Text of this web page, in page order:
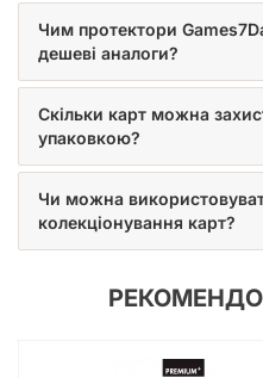
Чим протектори
дешеві аналоги?
Скільки карт можна
упаковкою?
Чи можна
колекціонування карт?